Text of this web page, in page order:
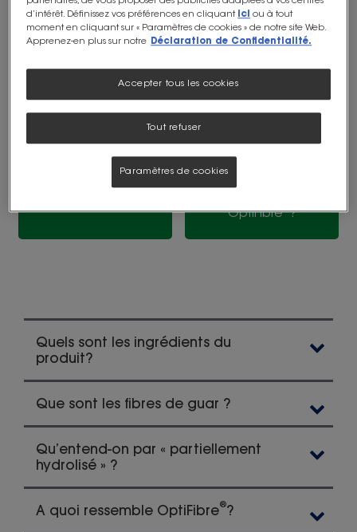
posées sur
Quels sont les
composants
Comment utiliser
OptiFibre ? Comment
conserver OptiFibre
Quelles personnes
OptiFibre ?
Quels sont les ingrédients du
produit?
Que sont les fibres de guar ?
Qu’entend-on par « partiellement
hydrolisé » ?
A quoi ressemble OptiFibre®?
d’intérêt. Définissez vos préférences en cliquant
ici
ou à tout
moment en cliquant sur « Paramètres de cookies » de notre site Web.
Apprenez-en plus sur notre
Déclaration de Confidentialité.
Tout refuser
Accepter tous les cookies
Paramètres de cookies